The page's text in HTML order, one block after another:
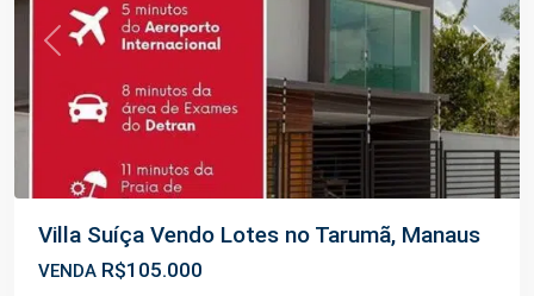
Previous Next
Villa Suíça Vendo Lotes no Tarumã, Manaus
VENDA R$105.000